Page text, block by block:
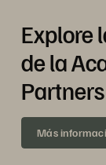
Explore
de la
Partners
Más